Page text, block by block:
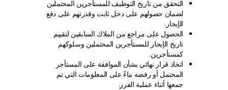
التحقق من تاريخ التوظيف للمستأجرين المحتملين
لضمان حصولهم على دخل ثابت وقدرتهم على دفع
الإيجار.
الحصول على مراجع من الملاك السابقين لتقييم
تاريخ الإيجار للمستأجرين المحتملين وسلوكهم
كمستأجرين.
اتخاذ قرار نهائي بشأن الموافقة على المستأجر
المحتمل أو رفضه بناءً على المعلومات التي تم
جمعها أثناء عملية الفرز.